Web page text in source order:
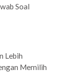
Soal
Lebih
Memilih